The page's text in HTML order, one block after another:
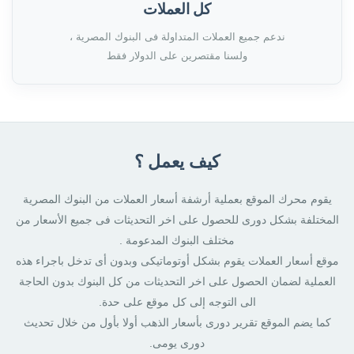
كل العملات
ندعم جميع العملات المتداولة فى البنوك المصرية ،
ولسنا مقتصرين على الدولار فقط
كيف يعمل ؟
يقوم محرك الموقع بعملية أرشفة أسعار العملات من البنوك المصرية
المختلفة بشكل دورى للحصول على اخر التحديثات فى جميع الأسعار من
مختلف البنوك المدعومة .
موقع أسعار العملات يقوم بشكل أوتوماتيكى وبدون أى تدخل باجراء هذه
العملية لضمان الحصول على اخر التحديثات من كل البنوك بدون الحاجة
الى التوجه إلى كل موقع على حدة.
كما يضم الموقع تقرير دورى بأسعار الذهب أولا بأول من خلال تحديث
دورى يومى.